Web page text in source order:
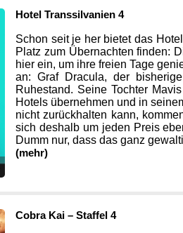
Hotel Transsilvanien 4
Schon seit je her bietet das
Platz zum Übernachten finden:
hier ein, um ihre freien Tage
an: Graf Dracula, der
Ruhestand. Seine Tochter
Hotels übernehmen und in
nicht zurückhalten kann,
sich deshalb um jeden Preis
Dumm nur, dass das ganz
(mehr)
Cobra Kai – Staffel 4